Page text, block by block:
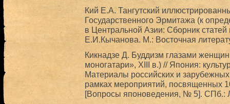
Кий Е.А. Тангутский
Государственного Эрмитажа (к
в Центральной Азии: Сборник
Е.И.Кычанова. М.: Восточная
Кикнадзе Д. Буддизм глазами
моногатари», XIII в.) // Япония:
Материалы российских и
рамках мероприятий, посвященных
[Вопросы японоведения, № 5].